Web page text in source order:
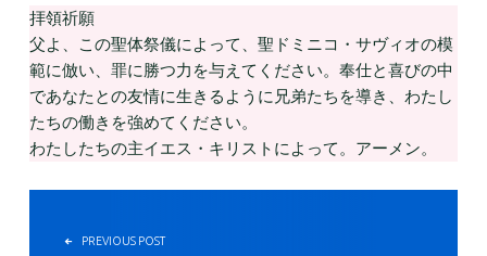
拝領祈願
父よ、この聖体祭儀によって、聖ドミニコ・サヴィオの模
範に倣い、罪に勝つ力を与えてください。奉仕と喜びの中
であなたとの友情に生きるように兄弟たちを導き、わたし
たちの働きを強めてください。
わたしたちの主イエス・キリストによって。アーメン。
PREVIOUS POST